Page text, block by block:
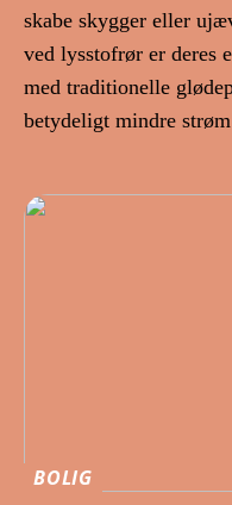
skabe skygger eller
ved lysstofrør er deres
med traditionelle
betydeligt mindre
BOLIG